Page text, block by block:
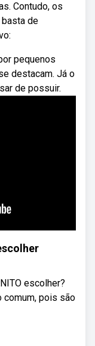
Contudo, os
de
pequenos
destacam. Já o
de possuir.
escolher?
comum, pois são